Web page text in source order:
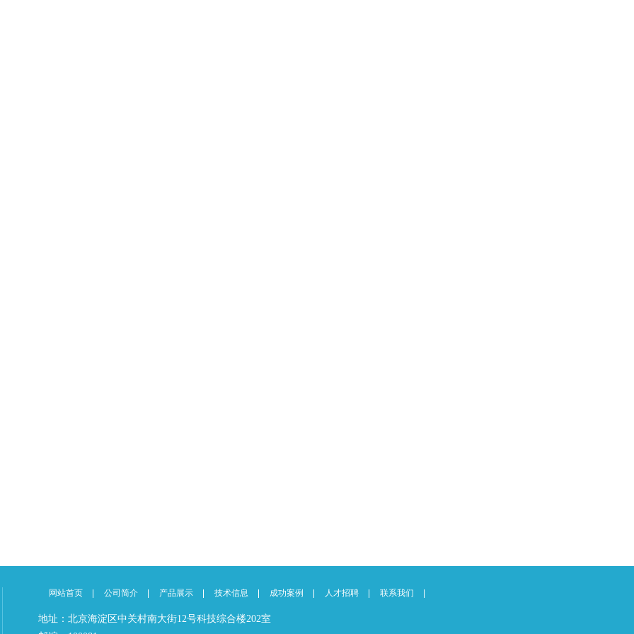
网站首页 公司简介 产品展示 技术信息 成功案例 人才招聘 联系我们
地址：北京海淀区中关村南大街12号科技综合楼202室